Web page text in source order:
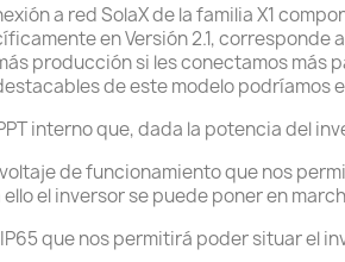
a red SolaX de la familia X1
en Versión 2.1,
producción si les conectamos más
de este modelo podríamos
interno que, dada la potencia del
de funcionamiento que nos
el inversor se puede poner en
que nos permitirá poder situar el